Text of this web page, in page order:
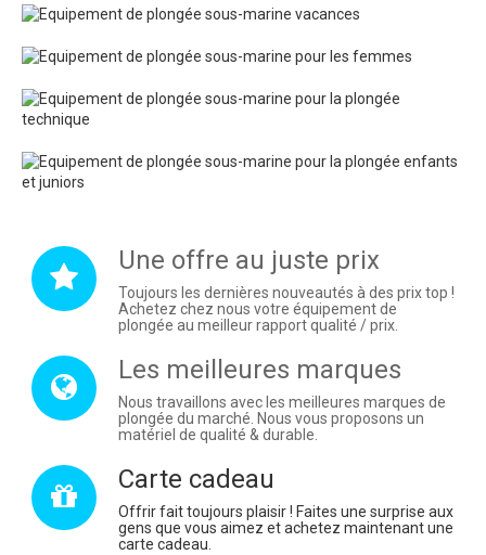
Une
offre
juste
prix
Une offre au juste prix
Toujours les dernières nouveautés à des prix top !
Achetez chez nous votre équipement de
plongée au meilleur rapport qualité / prix.
Les
meilleures
marques
Les meilleures marques
Nous travaillons avec les meilleures marques de
plongée du marché. Nous vous proposons un
matériel de qualité & durable.
Carte
cadeau
Carte cadeau
Offrir fait toujours plaisir ! Faites une surprise aux
gens que vous aimez et achetez maintenant une
carte cadeau.